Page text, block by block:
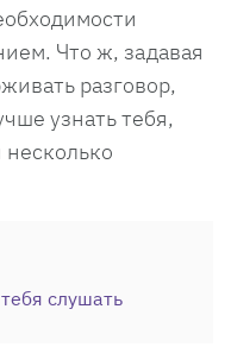
Что ж, задавая
разговор,
узнать тебя,
слушать